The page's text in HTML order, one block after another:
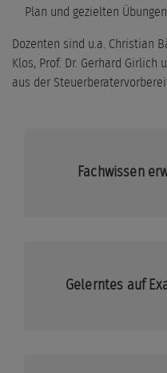
Plan und gezielten Übungen.
Dozenten sind u.a. Christian
Klos, Prof. Dr. Gerhard
aus der
Fachwissen
Gelerntes auf